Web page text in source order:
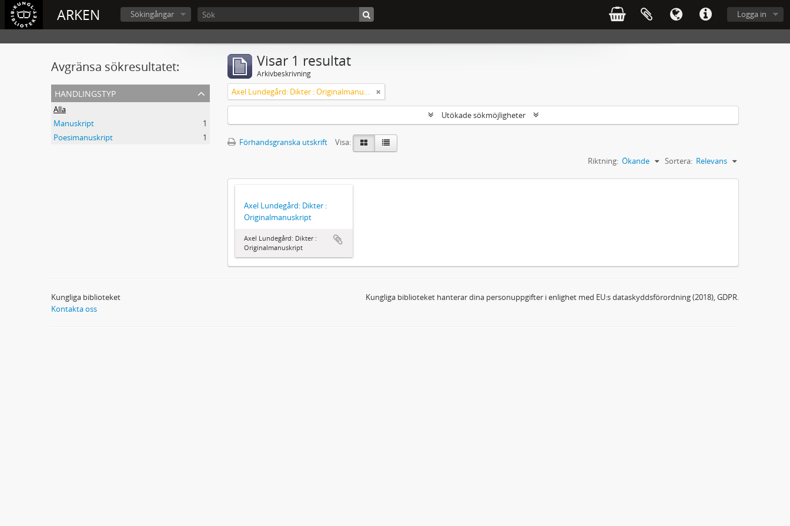
ARKEN Logga in
Sökingångar
Avgränsa sökresultatet:
handlingstyp
Alla
Manuskript
1
Poesimanuskript
1
Visar 1 resultat
Arkivbeskrivning
Axel Lundegård: Dikter : Originalmanuskript
Utökade sökmöjligheter
Förhandsgranska utskrift
Visa:
Sortera: Relevans
Riktning: Ökande
Axel Lundegård: Dikter :
Originalmanuskript
Axel Lundegård: Dikter :
Originalmanuskript
Kungliga biblioteket
Kontakta oss
Kungliga biblioteket hanterar dina personuppgifter i enlighet med EU:s dataskyddsförordning (2018), GDPR.